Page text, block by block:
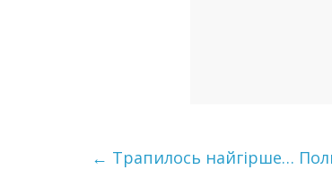
← Трапилось нaйгiршe…